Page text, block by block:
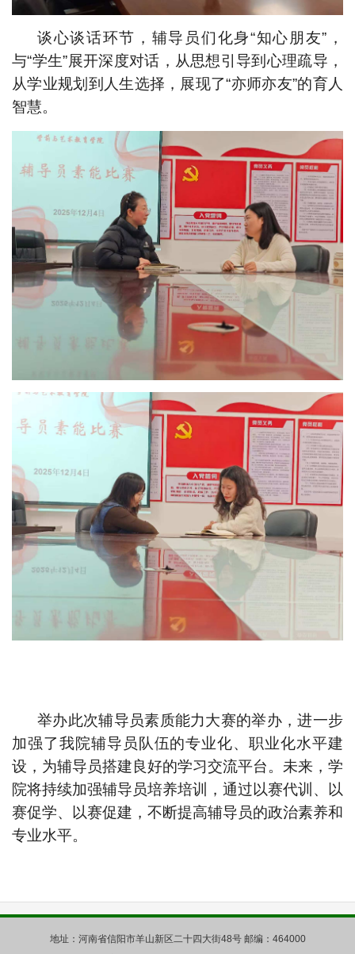
谈心谈话环节，辅导员们化身“知心朋友”，
与“学生”展开深度对话，从思想引导到心理疏导，
从学业规划到人生选择，展现了“亦师亦友”的育人
智慧。
举办此次辅导员素质能力大赛的举办，进一步
加强了我院辅导员队伍的专业化、职业化水平建
设，为辅导员搭建良好的学习交流平台。未来，学
院将持续加强辅导员培养培训，通过以赛代训、以
赛促学、以赛促建，不断提高辅导员的政治素养和
专业水平。
地址：河南省信阳市羊山新区二十四大街48号 邮编：464000